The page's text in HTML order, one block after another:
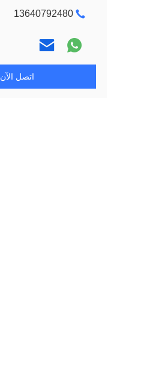
13640792480
اتصل الآن